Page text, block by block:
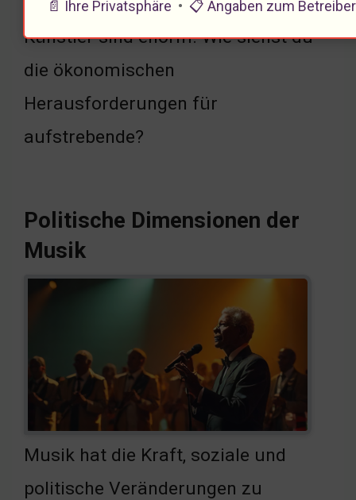
Künstler sind enorm. Wie siehst du
die ökonomischen
Herausforderungen für
aufstrebende?
Politische Dimensionen der
Musik
Musik hat die Kraft, soziale und
politische Veränderungen zu
📄 Ihre Privatsphäre • 📋 Angaben zum Betreiber